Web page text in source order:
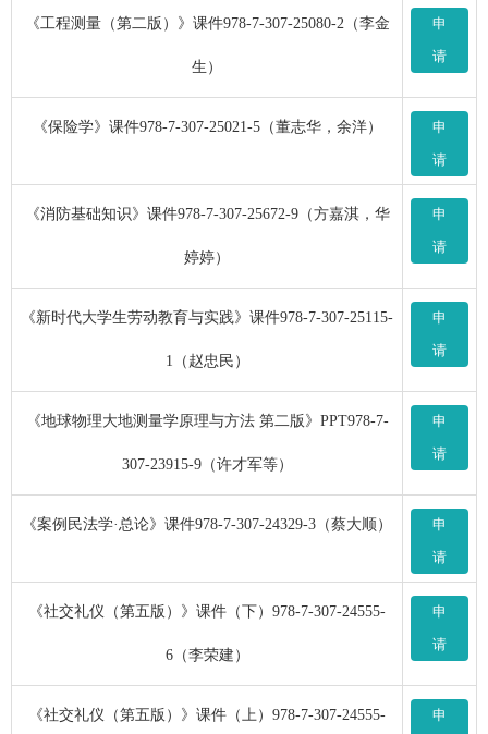
《工程测量（第二版）》课件978-7-307-25080-2（李金
生）
申
请
《保险学》课件978-7-307-25021-5（董志华，余洋）
申
请
《消防基础知识》课件978-7-307-25672-9（方嘉淇，华
婷婷）
申
请
《新时代大学生劳动教育与实践》课件978-7-307-25115-
1（赵忠民）
申
请
《地球物理大地测量学原理与方法 第二版》PPT978-7-
307-23915-9（许才军等）
申
请
《案例民法学·总论》课件978-7-307-24329-3（蔡大顺）
申
请
《社交礼仪（第五版）》课件（下）978-7-307-24555-
6（李荣建）
申
请
《社交礼仪（第五版）》课件（上）978-7-307-24555- 申